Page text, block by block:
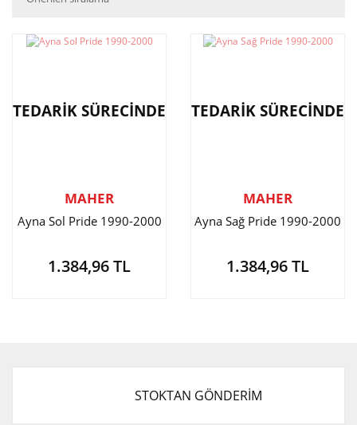
TEDARİK SÜRECİNDE
MAHER
Ayna Sol Pride 1990-2000
1.384,96 TL
TEDARİK SÜRECİNDE
MAHER
Ayna Sağ Pride 1990-2000
1.384,96 TL
STOKTAN GÖNDERİM